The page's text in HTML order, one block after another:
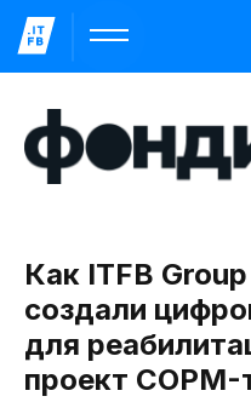
Как ITFB
создали
для
проект COPM-